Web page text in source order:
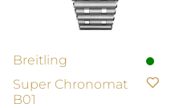
Breitling
Super Chronomat
B01